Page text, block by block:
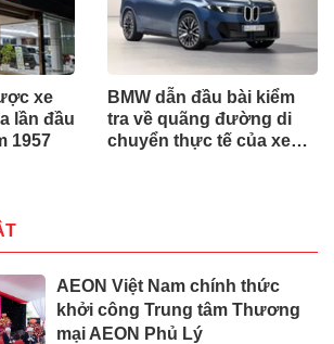
xe
lần đầu
1957
BMW dẫn đầu bài kiểm
tra về quãng đường di
chuyển thực tế của xe
AEON Việt Nam chính thức
khởi công Trung tâm Thương
mại AEON Phủ Lý